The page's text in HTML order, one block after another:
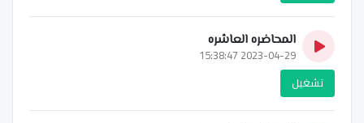
المحاضره العاشره
2023-04-29 15:38:47
تشغيل